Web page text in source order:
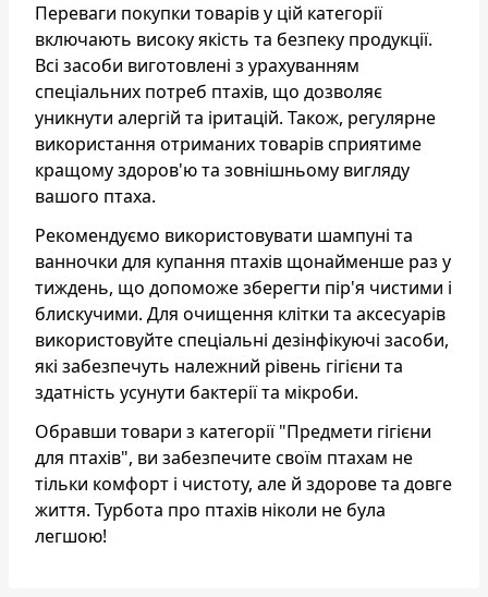
Переваги покупки товарів у цій категорії
включають високу якість та безпеку продукції.
Всі засоби виготовлені з урахуванням
спеціальних потреб птахів, що дозволяє
уникнути алергій та іритацій. Також, регулярне
використання отриманих товарів сприятиме
кращому здоров'ю та зовнішньому вигляду
вашого птаха.
Рекомендуємо використовувати шампуні та
ванночки для купання птахів щонайменше раз у
тиждень, що допоможе зберегти пір'я чистими і
блискучими. Для очищення клітки та аксесуарів
використовуйте спеціальні дезінфікуючі засоби,
які забезпечуть належний рівень гігієни та
здатність усунути бактерії та мікроби.
Обравши товари з категорії "Предмети гігієни
для птахів", ви забезпечите своїм птахам не
тільки комфорт і чистоту, але й здорове та довге
життя. Турбота про птахів ніколи не була
легшою!